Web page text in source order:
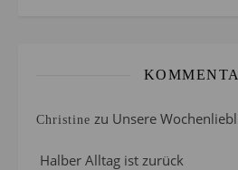
Christine zu Unsere
Halber Alltag ist zurück